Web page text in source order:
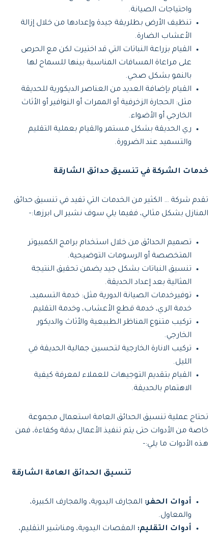
واحتياجات الصيانة.
تنظيف الأرض بطلريقة جيدة وإعدادها من خلال إزالة
الأعشاب الضارة.
القيام بزراعة النباتات التي قد اختيرت لكن مع الحرص
على مراعاة المسافات المناسبة بينها للسماح لها
بالنمو بشكل صحي.
القيام بإضافة العديد من العناصر الديكورية للحديقة
مثل: الحجارة الزخرفية أو الممرات أو النوافير أو الأثاث
الخارجي أو الأضواء.
ري الحديقة بشكل مستمر والقيام بعملية التقليم
والتسميد عند الضرورة.
خدمات الشركة في تنسيق حدائق الشارقة
تقدم شركة … الكثير من الخدمات التي تفيد في تنسيق حدائق
المنازل بشكل مثالي، ففيما يلي سوف نشير الى ابرزها:-
تصميم الحدائق من خلال استخدام برامج الكمبيوتر
المتخصصة أو الرسومات التوضيحية.
تنسيق النباتات بشكل جيد يضمن تحقيق النتيجة
المثالية بعد إعداد الحديقة.
توفيرخدمات الصيانة الدورية مثل: خدمة التسميد،
خدمة الري، خدمة قطع الأعشاب، وخدمة التقليم.
تركيب متنوع المناظر الطبيعية والأثاث والديكور
الخارجي.
تركيب الانارة الخارجية لتحسين جمالية الحديقة في
الليل.
القيام بتقديم التوجيهات للعملاء لمعرفة كيفية
الاهتمام بالحديقة.
تحتاج عملية تنسيق الحدائق العامة استعمال مجموعة
خاصة من الأدوات حتى يتم تنفيذ الأعمال بدقة وكفاءة، فمن
هذه الأدوات ما يلي:-
تنسيق الحدائق العامة الشارقة
أدوات الحفر: المجارف اليدوية، والمجارف الكبيرة،
والمعاول.
أدوات التقليم: المقصات اليدوية، ومناشير التقليم،